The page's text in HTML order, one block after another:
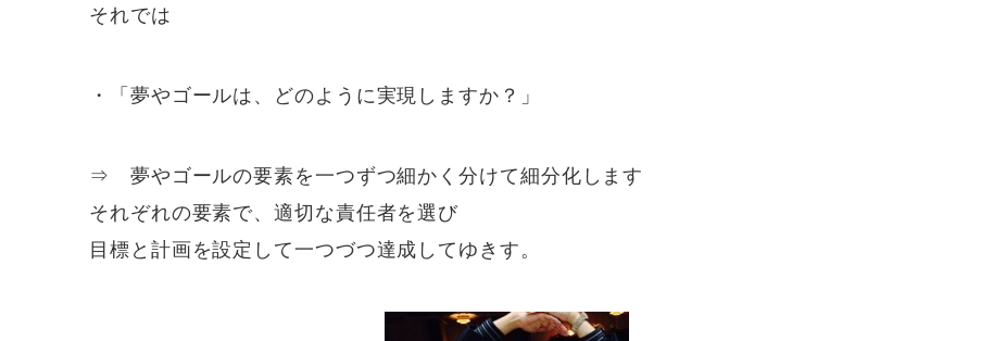
それでは
・「夢やゴールは、どのように実現しますか？」
⇒ 夢やゴールの要素を一つずつ細かく分けて細分化します
それぞれの要素で、適切な責任者を選び
目標と計画を設定して一つづつ達成してゆきす。